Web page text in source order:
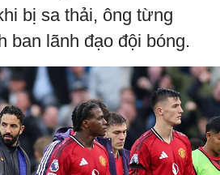
bị sa thải, ông từng
ban lãnh đạo đội bóng.